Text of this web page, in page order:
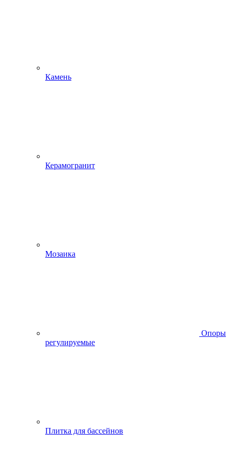
Камень
Керамогранит
Мозаика
Опоры
регулируемые
Плитка для бассейнов